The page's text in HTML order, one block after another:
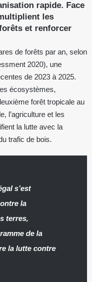
rapide. Face
les
et renforcer
de forêts par an, selon
2020), une
de 2023 à 2025.
écosystèmes,
forêt tropicale au
l’agriculture et les
la lutte avec la
trafic de bois.
s’est
la
terres,
de la
la lutte contre